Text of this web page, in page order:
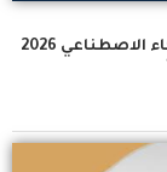
سدايا” تطلق الدليل الاسترشادي لعام الذكاء الاصطناعي 2026